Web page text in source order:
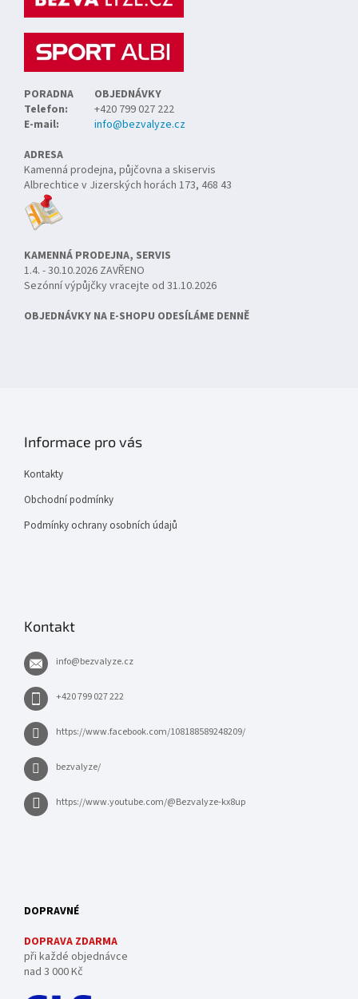
PORADNA
OBJEDNÁVKY
Telefon:
+420 799 027 222
E-mail:
info@bezvalyze.cz
ADRESA
Kamenná prodejna, půjčovna a skiservis
Albrechtice v Jizerských horách 173, 468 43
KAMENNÁ PRODEJNA, SERVIS
1.4. - 30.10.2026 ZAVŘENO
Sezónní výpůjčky vracejte od 31.10.2026
OBJEDNÁVKY NA E-SHOPU ODESÍLÁME DENNĚ
Informace pro vás
Kontakty
Obchodní podmínky
Podmínky ochrany osobních údajů
Kontakt
info@bezvalyze.cz
+420 799 027 222
https://www.facebook.com/108188589248209/
bezvalyze/
https://www.youtube.com/@Bezvalyze-kx8up
DOPRAVNÉ
DOPRAVA ZDARMA
při každé objednávce
nad 3 000 Kč